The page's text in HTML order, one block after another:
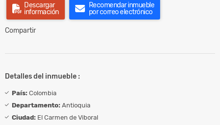
Descargar
información
Recomendar inmueble
por correo electrónico
Compartir
Detalles del inmueble :
País: Colombia
Departamento: Antioquia
Ciudad: El Carmen de Viboral